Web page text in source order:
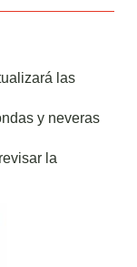
las
y neveras
la